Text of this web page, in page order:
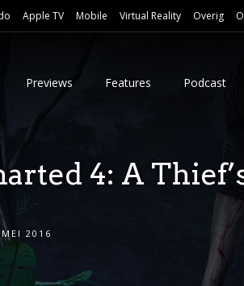
Apple TV Mobile Virtual Reality Overig
Previews Features Podcast
4: A
2016